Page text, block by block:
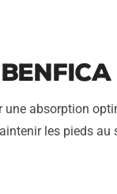
une absorption
les pieds au